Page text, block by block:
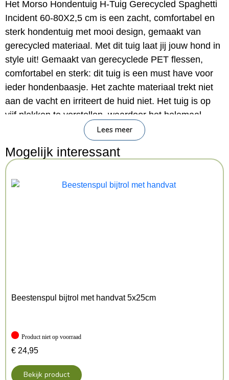
Het Morso Hondentuig H-Tuig Gerecycled Spaghetti
Incident 60-80X2,5 cm is een zacht, comfortabel en
sterk hondentuig met mooi design, gemaakt van
gerecycled materiaal. Met dit tuig laat jij jouw hond in
style uit! Gemaakt van gerecyclede PET flessen,
comfortabel en sterk: dit tuig is een must have voor
ieder hondenbaasje. Het zachte materiaal trekt niet
aan de vacht en irriteert de huid niet. Het tuig is op
vijf plekken te verstellen, waardoor het helemaal
passend te maken is voor jouw hond. Het tuigje is te
wassen op 40 graden Celsius.
– Hondentuig van Morso
– Gemaakt van gerecyclede PET flessen
– Op vijf plekken te verstellen
Lees meer
Mogelijk interessant
Beestenspul bijtrol met handvat 5x25cm
Product niet op voorraad
€ 24,95
Bekijk product